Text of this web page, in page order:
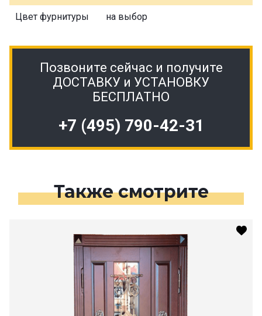
Цвет фурнитуры на выбор
Позвоните сейчас и получите
ДОСТАВКУ и УСТАНОВКУ
БЕСПЛАТНО
+7 (495) 790-42-31
Также смотрите